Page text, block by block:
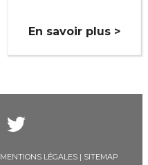
En savoir plus >
MENTIONS LÉGALES | SITEMAP